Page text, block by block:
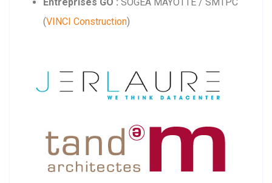
(VINCI Construction)